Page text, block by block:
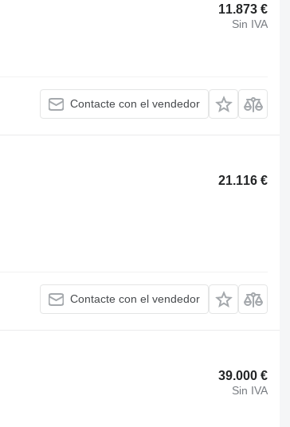
11.873 €
Sin IVA
Contacte con el vendedor
21.116 €
Contacte con el vendedor
39.000 €
Sin IVA